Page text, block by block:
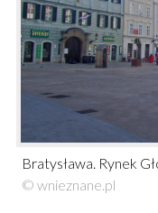
Bratysława. Rynek
© wnieznane.pl